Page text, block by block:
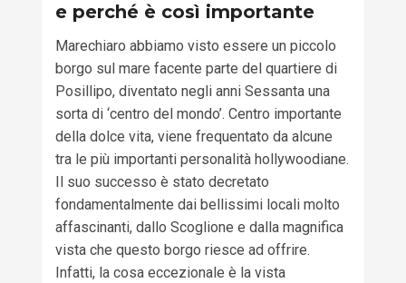
e perché è così importante
Marechiaro abbiamo visto essere un piccolo
borgo sul mare facente parte del quartiere di
Posillipo, diventato negli anni Sessanta una
sorta di ‘centro del mondo’. Centro importante
della dolce vita, viene frequentato da alcune
tra le più importanti personalità hollywoodiane.
Il suo successo è stato decretato
fondamentalmente dai bellissimi locali molto
affascinanti, dallo Scoglione e dalla magnifica
vista che questo borgo riesce ad offrire.
Infatti, la cosa eccezionale è la vista